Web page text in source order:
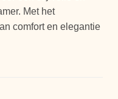
Met het
comfort en elegantie